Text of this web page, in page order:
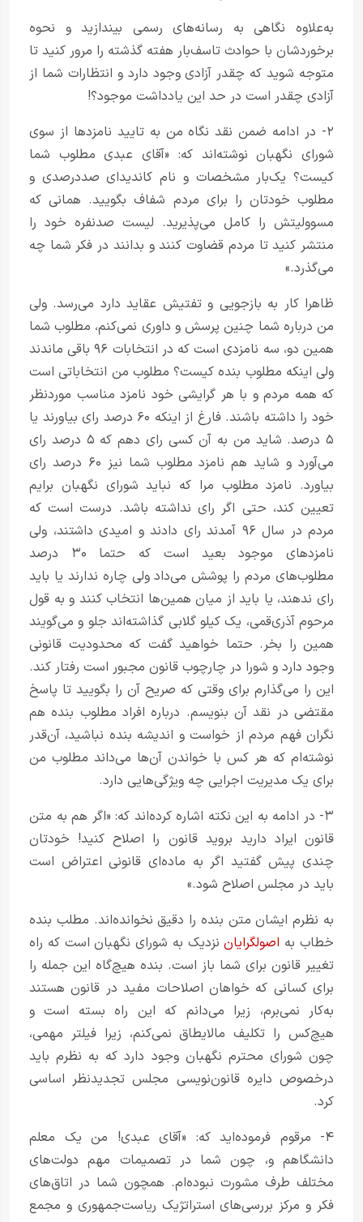
به‌علاوه نگاهی به رسانه‌های رسمی بیندازید و نحوه
برخوردشان با حوادث تاسف‌بار هفته گذشته را مرور کنید تا
متوجه شوید که چقدر آزادی وجود دارد و انتظارات شما از
آزادی چقدر است در حد این یادداشت موجود؟!
۲- در ادامه ضمن نقد نگاه من به تایید نامزد‌ها از سوی
شورای نگهبان نوشته‌اند که: «آقای عبدی مطلوب شما
کیست؟ یک‌بار مشخصات و نام کاندیدای صددر‌صدی و
مطلوب خودتان را برای مردم شفاف بگویید. همانی که
مسوولیتش را کامل می‌پذیرید. لیست صد‌نفره خود را
منتشر کنید تا مردم قضاوت کنند و بدانند در فکر شما چه
می‌گذرد.»
ظاهرا کار به بازجویی و تفتیش عقاید دارد می‌رسد. ولی
من درباره شما چنین پرسش و داوری نمی‌کنم، مطلوب شما
همین دو، سه نامزدی است که در انتخابات ۹۶ باقی ماندند
ولی اینکه مطلوب بنده کیست؟ مطلوب من انتخاباتی است
که همه مردم و با هر گرایشی خود نامزد مناسب موردنظر
خود را داشته باشند. فارغ از اینکه ۶۰ درصد رای بیاورند یا
۵ درصد. شاید من به آن کسی رای دهم که ۵ درصد رای
می‌آورد و شاید هم نامزد مطلوب شما نیز ۶۰ درصد رای
بیاورد. نامزد مطلوب مرا که نباید شورای نگهبان برایم
تعیین کند، حتی اگر رای نداشته باشد. درست است که
مردم در سال ۹۶ آمدند رای دادند و امیدی داشتند، ولی
نامزد‌های موجود بعید است که حتما ۳۰ درصد
مطلوب‌های مردم را پوشش می‌داد ولی چاره ندارند یا باید
رای ندهند، یا باید از میان همین‌ها انتخاب کنند و به قول
مرحوم آذری‌قمی، یک کیلو گلابی گذاشته‌اند جلو و می‌گویند
همین را بخر. حتما خواهید گفت که محدودیت قانونی
وجود دارد و شورا در چارچوب قانون مجبور است رفتار کند.
این را می‌گذارم برای وقتی که صریح آن را بگویید تا پاسخ
مقتضی در نقد آن بنویسم. درباره افراد مطلوب بنده هم
نگران فهم مردم از خواست و اندیشه بنده نباشید، آن‌قدر
نوشته‌ام که هر کس با خواندن آن‌ها می‌داند مطلوب من
برای یک مدیریت اجرایی چه ویژگی‌هایی دارد.
۳- در ادامه به این نکته اشاره کرده‌اند که: «اگر هم به متن
قانون ایراد دارید بروید قانون را اصلاح کنید! خودتان
چندی پیش گفتید اگر به ماده‌ای قانونی اعتراض است
باید در مجلس اصلاح شود.»
به نظرم ایشان متن بنده را دقیق نخوانده‌اند. مطلب بنده
خطاب به اصولگرایاننزدیک به شورای نگهبان است که راه
تغییر قانون برای شما باز است. بنده هیچ‌گاه این جمله را
برای کسانی که خواهان اصلاحات مفید در قانون هستند
به‌کار نمی‌برم، زیرا می‌دانم که این راه بسته است و
هیچ‌کس را تکلیف مالایطاق نمی‌کنم، زیرا فیلتر مهمی،
چون شورای محترم نگهبان وجود دارد که به نظرم باید
درخصوص دایره قانون‌نویسی مجلس تجدیدنظر اساسی
کرد.
۴- مرقوم فرموده‌اید که: «آقای عبدی! من یک معلم
دانشگاهم و، چون شما در تصمیمات مهم دولت‌های
مختلف طرف مشورت نبوده‌ام. همچون شما در اتاق‌های
فکر و مرکز بررسی‌های استراتژیک ریاست‌جمهوری و مجمع